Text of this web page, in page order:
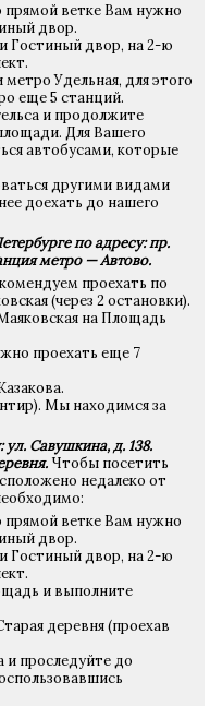
прямой ветке Вам нужно
двор.
Гостиный двор, на 2-ю
Удельная, для этого
еще 5 станций.
и продолжите
Для Вашего
автобусами, которые
другими видами
доехать до нашего
по адресу: пр.
метро — Автово.
проехать по
(через 2 остановки).
на Площадь
проехать еще 7
Мы находимся за
Савушкина, д. 138.
Чтобы посетить
недалеко от
прямой ветке Вам нужно
двор.
Гостиный двор, на 2-ю
и выполните
деревня (проехав
и проследуйте до